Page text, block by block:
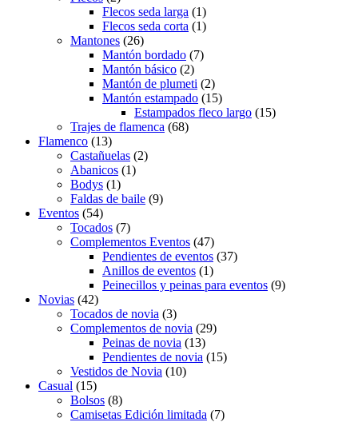
Flecos seda larga (1)
Flecos seda corta (1)
Mantones (26)
Mantón bordado (7)
Mantón básico (2)
Mantón de plumeti (2)
Mantón estampado (15)
Estampados fleco largo (15)
Trajes de flamenca (68)
Flamenco (13)
Castañuelas (2)
Abanicos (1)
Bodys (1)
Faldas de baile (9)
Eventos (54)
Tocados (7)
Complementos Eventos (47)
Pendientes de eventos (37)
Anillos de eventos (1)
Peinecillos y peinas para eventos (9)
Novias (42)
Tocados de novia (3)
Complementos de novia (29)
Peinas de novia (13)
Pendientes de novia (15)
Vestidos de Novia (10)
Casual (15)
Bolsos (8)
Camisetas Edición limitada (7)